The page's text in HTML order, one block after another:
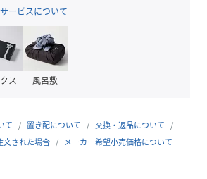
チで涼やかな着心地
ップで上品な抜け感
ムを選ばず着回せる
】【26SS】
ービスについて
ス 風呂敷
て 置き配について
交換・返品について
文された場合
メーカー希望小売価格について